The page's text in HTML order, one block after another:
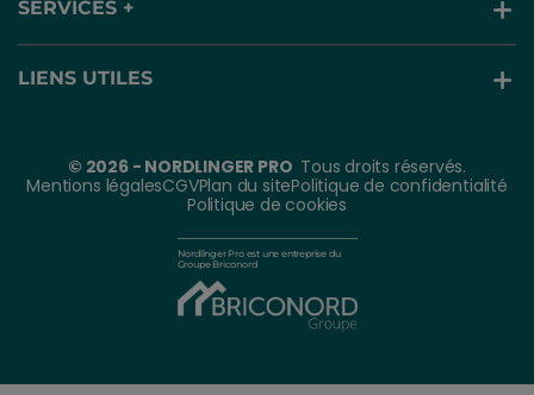
SERVICES +
LIENS UTILES
© 2026 - NORDLINGER PRO Tous droits réservés.
Mentions légalesCGVPlan du sitePolitique de confidentialité
Politique de cookies
Nordlinger Pro est une entreprise du
Groupe Briconord